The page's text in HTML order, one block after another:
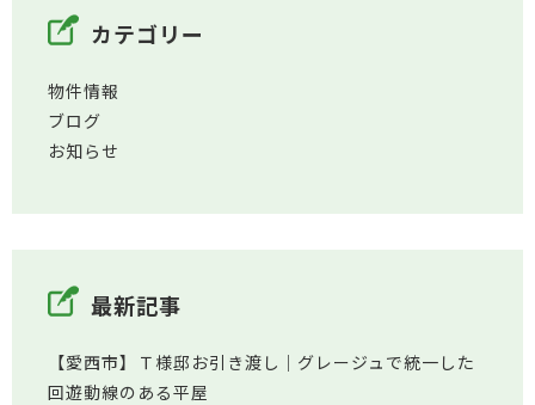
カテゴリー
物件情報
ブログ
お知らせ
最新記事
【愛西市】Ｔ様邸お引き渡し｜グレージュで統一した
回遊動線のある平屋